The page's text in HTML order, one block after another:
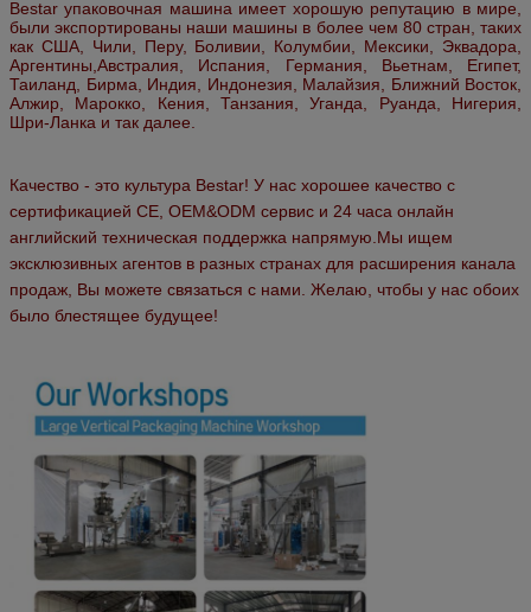
Bestar упаковочная машина имеет хорошую репутацию в мире,
были экспортированы наши машины в более чем 80 стран, таких
как США, Чили, Перу, Боливии, Колумбии, Мексики, Эквадора,
Аргентины,Австралия, Испания, Германия, Вьетнам, Египет,
Таиланд, Бирма, Индия, Индонезия, Малайзия, Ближний Восток,
Алжир, Марокко, Кения, Танзания, Уганда, Руанда, Нигерия,
Шри-Ланка и так далее.
Качество - это культура Bestar! У нас хорошее качество с
сертификацией CE, OEM&ODM сервис и 24 часа онлайн
английский техническая поддержка напрямую.Мы ищем
эксклюзивных агентов в разных странах для расширения канала
продаж, Вы можете связаться с нами.
Желаю, чтобы у нас обоих
было блестящее будущее!